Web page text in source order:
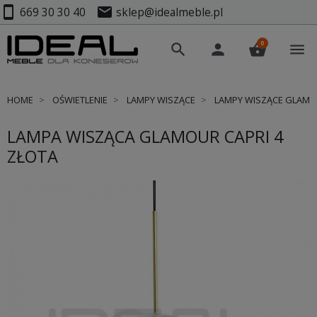
smartphone 669 30 30 40 mail sklep@idealmeble.pl
search person shopping_basket
0 menu
HOME OŚWIETLENIE LAMPY WISZĄCE LAMPY WISZĄCE
LAMPA WISZĄCA GLAMOUR CAPRI 4
ZŁOTA